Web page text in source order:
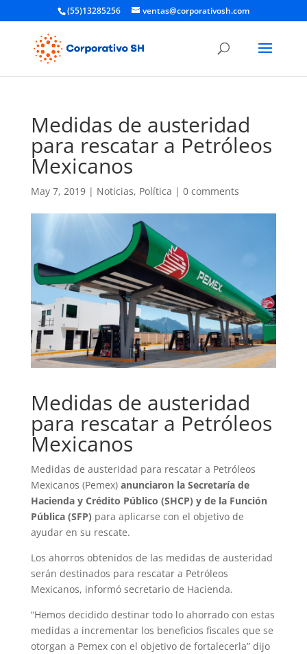
(55)13285256 ventas@corporativosh.com
Medidas de austeridad
para rescatar a Petróleos
Mexicanos
May 7, 2019| Noticias, Política | 0 comments
Medidas de austeridad
para rescatar a Petróleos
Mexicanos
Medidas de austeridad para rescatar a Petróleos
Mexicanos (Pemex) anunciaron la Secretaría de
Hacienda y Crédito Público (SHCP) y de la Función
Pública (SFP) para aplicarse con el objetivo de
ayudar en su rescate.
Los ahorros obtenidos de las medidas de austeridad
serán destinados para rescatar a Petróleos
Mexicanos, informó secretario de Hacienda.
“Hemos decidido destinar todo lo ahorrado con estas
medidas a incrementar los beneficios fiscales que se
otorgan a Pemex con el objetivo de fortalecerla” dijo